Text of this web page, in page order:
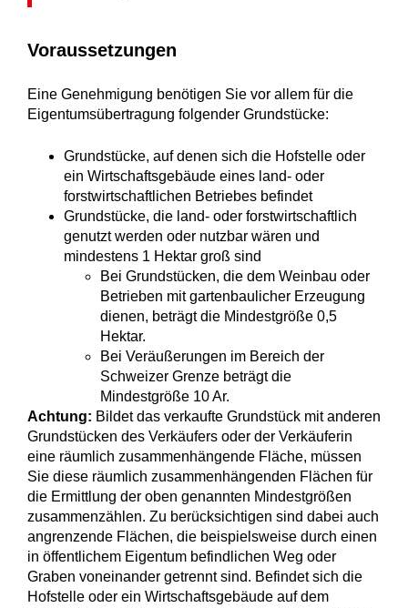
Voraussetzungen
Eine Genehmigung benötigen Sie vor allem für die
Eigentumsübertragung folgender Grundstücke:
Grundstücke, auf denen sich die Hofstelle oder
ein Wirtschaftsgebäude eines land- oder
forstwirtschaftlichen Betriebes befindet
Grundstücke, die land- oder forstwirtschaftlich
genutzt werden oder nutzbar wären und
mindestens 1 Hektar groß sind
Bei Grundstücken, die dem Weinbau oder
Betrieben mit gartenbaulicher Erzeugung
dienen, beträgt die Mindestgröße 0,5
Hektar.
Bei Veräußerungen im Bereich der
Schweizer Grenze beträgt die
Mindestgröße 10 Ar.
Achtung: Bildet das verkaufte Grundstück mit anderen
Grundstücken des Verkäufers oder der Verkäuferin
eine räumlich zusammenhängende Fläche, müssen
Sie diese räumlich zusammenhängenden Flächen für
die Ermittlung der oben genannten Mindestgrößen
zusammenzählen. Zu berücksichtigen sind dabei auch
angrenzende Flächen, die beispielsweise durch einen
in öffentlichem Eigentum befindlichen Weg oder
Graben voneinander getrennt sind. Befindet sich die
Hofstelle oder ein Wirtschaftsgebäude auf dem